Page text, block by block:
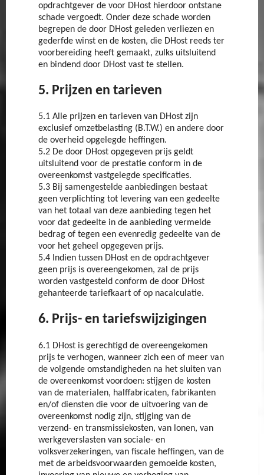
opdrachtgever de voor DHost hierdoor ontstane
schade vergoedt. Onder deze schade worden
begrepen de door DHost geleden verliezen en
gederfde winst en de kosten, die DHost reeds ter
voorbereiding heeft gemaakt, zulks uitsluitend
en bindend door DHost vast te stellen.
5. Prijzen en tarieven
5.1 Alle prijzen en tarieven van DHost zijn
exclusief omzetbelasting (B.T.W.) en andere door
de overheid opgelegde heffingen.
5.2 De door DHost opgegeven prijs geldt
uitsluitend voor de prestatie conform in de
overeenkomst vastgelegde specificaties.
5.3 Bij samengestelde aanbiedingen bestaat
geen verplichting tot levering van een gedeelte
van het totaal van deze aanbieding tegen het
voor dat gedeelte in de aanbieding vermelde
bedrag of tegen een evenredig gedeelte van de
voor het geheel opgegeven prijs.
5.4 Indien tussen DHost en de opdrachtgever
geen prijs is overeengekomen, zal de prijs
worden vastgesteld conform de door DHost
gehanteerde tariefkaart of op nacalculatie.
6. Prijs- en tariefswijzigingen
6.1 DHost is gerechtigd de overeengekomen
prijs te verhogen, wanneer zich een of meer van
de volgende omstandigheden na het sluiten van
de overeenkomst voordoen: stijgen de kosten
van de materialen, halffabricaten, fabrikanten
en/of diensten die voor de uitvoering van de
overeenkomst nodig zijn, stijging van de
verzend- en transmissiekosten, van lonen, van
werkgeverslasten van sociale- en
volksverzekeringen, van fiscale heffingen, van de
met de arbeidsvoorwaarden gemoeide kosten,